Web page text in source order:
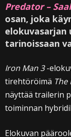
Predator –
osan, joka
elokuvasarjan
tarinoissaan
Iron Man 3-
tirehtöröimä
näyttää trailerin
toiminnan
Elokuvan